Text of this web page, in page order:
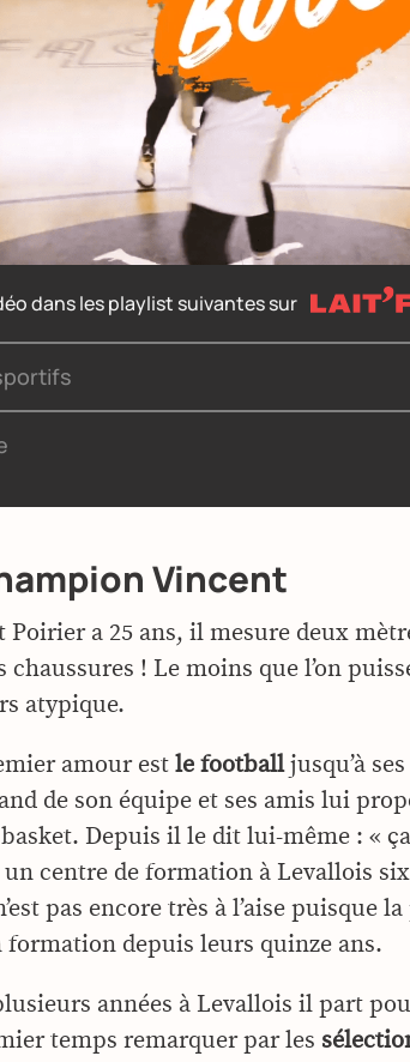
dans les playlist suivantes sur
Vincent
Poirier a 25 ans, il mesure deux
chaussures ! Le moins que l’on
atypique.
amour est le footballjusqu’à
de son équipe et ses amis lui
Depuis il le dit lui-même : «
centre de formation à Levallois
pas encore très à l’aise puisque
formation depuis leurs quinze ans.
années à Levallois il part
temps remarquer par les